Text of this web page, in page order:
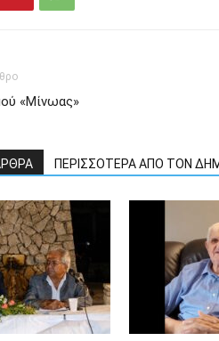
«Μίνωας»
ΠΕΡΙΣΣΟΤΕΡΑ ΑΠΟ ΤΟΝ